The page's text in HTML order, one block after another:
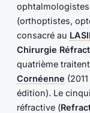
(orthoptistes,
consacré au
Chirurgie
quatrième
Cornéenne
édition). Le
réfractive (